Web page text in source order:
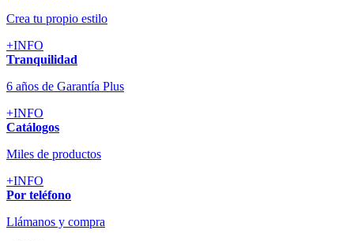
Crea tu propio estilo
+INFO
Tranquilidad
6 años de Garantía Plus
+INFO
Catálogos
Miles de productos
+INFO
Por teléfono
Llámanos y compra